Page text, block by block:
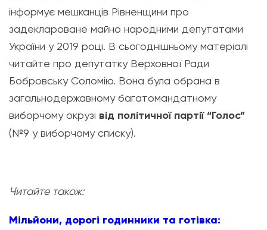
інформує мешканців Рівненщини про
задеклароване майно народними депутатами
України у 2019 році. В сьогоднішньому матеріалі
читайте про депутатку Верховної Ради
Бобровську Соломію. Вона була обрана в
загальнодержавному багатомандатному
виборчому окрузі від політичної партії “Голос”
(№9 у виборчому списку).
Читайте також:
Мільйони, дорогі годинники та готівка: